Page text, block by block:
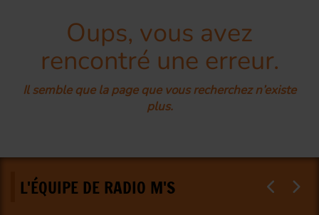
Oups, vous avez
rencontré une erreur.
Il semble que la page que vous recherchez n’existe
plus.
L'ÉQUIPE DE RADIO M'S